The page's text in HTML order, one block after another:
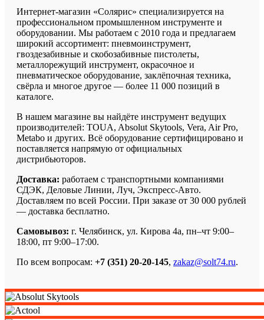
Интернет-магазин «Солярис» специализируется на
профессиональном промышленном инструменте и
оборудовании. Мы работаем с 2010 года и предлагаем
широкий ассортимент: пневмоинструмент,
гвоздезабивные и скобозабивные пистолеты,
металлорежущий инструмент, окрасочное и
пневматическое оборудование, заклёпочная техника,
свёрла и многое другое — более 11 000 позиций в
каталоге.
В нашем магазине вы найдёте инструмент ведущих
производителей: TOUA, Absolut Skytools, Vera, Air Pro,
Metabo и других. Всё оборудование сертифицировано и
поставляется напрямую от официальных
дистрибьюторов.
Доставка: работаем с транспортными компаниями
СДЭК, Деловые Линии, Луч, Экспресс-Авто.
Доставляем по всей России. При заказе от 30 000 рублей
— доставка бесплатно.
Самовывоз: г. Челябинск, ул. Кирова 4а, пн–чт 9:00–
18:00, пт 9:00–17:00.
По всем вопросам: +7 (351) 20-20-145, zakaz@solt74.ru.